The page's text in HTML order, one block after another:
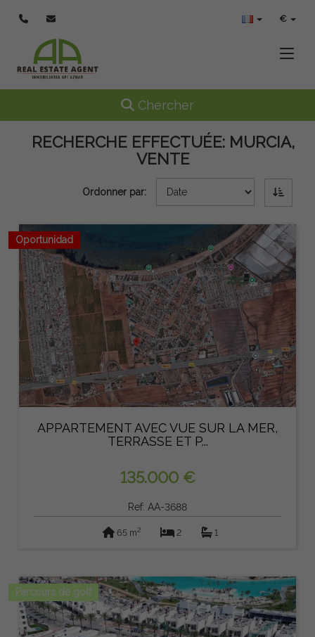
€
Toggle navigation
Chercher
RECHERCHE EFFECTUÉE:MURCIA,
VENTE
Ordonner par:
Oportunidad
APPARTEMENT AVEC VUE SUR LA MER,
TERRASSE ET P...
135.000 €
Ref: AA-3688
65 m2 2 1
Parcours de golf